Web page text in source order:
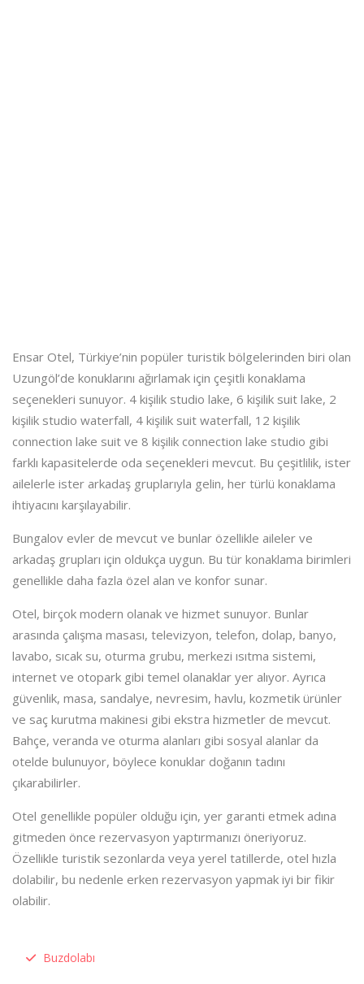
Ensar Otel, Türkiye’nin popüler turistik bölgelerinden biri olan
Uzungöl’de konuklarını ağırlamak için çeşitli konaklama
seçenekleri sunuyor. 4 kişilik studio lake, 6 kişilik suit lake, 2
kişilik studio waterfall, 4 kişilik suit waterfall, 12 kişilik
connection lake suit ve 8 kişilik connection lake studio gibi
farklı kapasitelerde oda seçenekleri mevcut. Bu çeşitlilik, ister
ailelerle ister arkadaş gruplarıyla gelin, her türlü konaklama
ihtiyacını karşılayabilir.
Bungalov evler de mevcut ve bunlar özellikle aileler ve
arkadaş grupları için oldukça uygun. Bu tür konaklama birimleri
genellikle daha fazla özel alan ve konfor sunar.
Otel, birçok modern olanak ve hizmet sunuyor. Bunlar
arasında çalışma masası, televizyon, telefon, dolap, banyo,
lavabo, sıcak su, oturma grubu, merkezi ısıtma sistemi,
internet ve otopark gibi temel olanaklar yer alıyor. Ayrıca
güvenlik, masa, sandalye, nevresim, havlu, kozmetik ürünler
ve saç kurutma makinesi gibi ekstra hizmetler de mevcut.
Bahçe, veranda ve oturma alanları gibi sosyal alanlar da
otelde bulunuyor, böylece konuklar doğanın tadını
çıkarabilirler.
Otel genellikle popüler olduğu için, yer garanti etmek adına
gitmeden önce rezervasyon yaptırmanızı öneriyoruz.
Özellikle turistik sezonlarda veya yerel tatillerde, otel hızla
dolabilir, bu nedenle erken rezervasyon yapmak iyi bir fikir
olabilir.
Buzdolabı